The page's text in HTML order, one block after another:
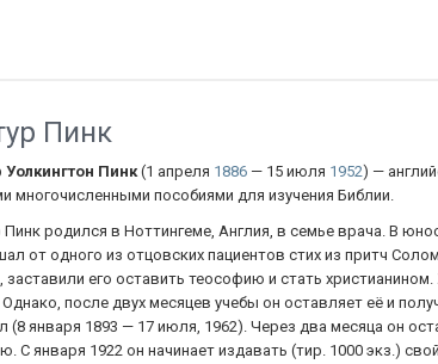
Пинк
Уолкингтон Пинк(1 апреля 1886 — 15 июля 1952) —
многочисленными пособиями для изучения Библии.
Пинк родился в Ноттингеме, Англия, в семье врача. В
от одного из отцовских пациентов стих из притч
заставили его оставить теософию и стать
после двух месяцев учебы он оставляет её и
(8 января 1893 — 17 июля, 1962). Через два месяца он
С января 1922 он начинает издавать (тир. 1000 экз.)